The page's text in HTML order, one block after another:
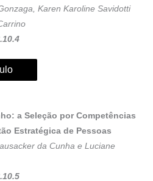
Karen Karoline Savidotti
a Seleção por Competências
Estratégica de Pessoas
da Cunha e Luciane